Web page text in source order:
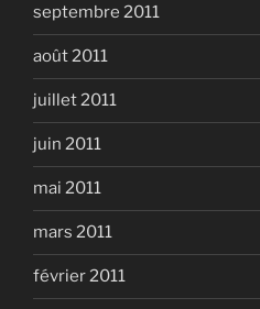
septembre 2011
août 2011
juillet 2011
juin 2011
mai 2011
mars 2011
février 2011